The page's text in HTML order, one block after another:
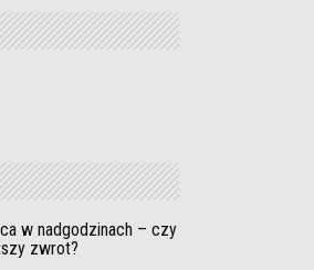
w nadgodzinach – czy
zwrot?